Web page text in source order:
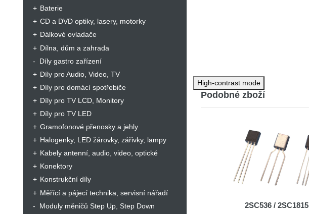
Baterie
CD a DVD optiky, lasery, motorky
Dálkové ovladače
Dílna, dům a zahrada
Díly gastro zařízení
Díly pro Audio, Video, TV
Díly pro domácí spotřebiče
Díly pro TV LCD, Monitory
Díly pro TV LED
Gramofonové přenosky a jehly
Halogenky, LED žárovky, zářivky, lampy
Kabely antenní, audio, video, optické
Konektory
Konstrukční díly
Měřící a pájecí technika, servisní nářadí
Moduly měničů Step Up, Step Down
High-contrast mode
Podobné zboží
2SC536 / 2SC1815